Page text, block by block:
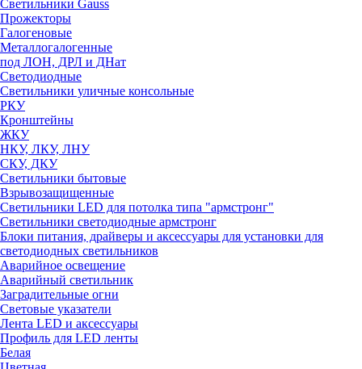
Светильники Gauss
Прожекторы
Галогеновые
Металлогалогенные
под ЛОН, ДРЛ и ДНат
Светодиодные
Светильники уличные консольные
РКУ
Кронштейны
ЖКУ
НКУ, ЛКУ, ЛНУ
СКУ, ДКУ
Светильники бытовые
Взрывозащищенные
Светильники LED для потолка типа "армстронг"
Светильники светодиодные армстронг
Блоки питания, драйверы и аксессуары для установки для
светодиодных светильников
Аварийное освещение
Аварийный светильник
Заградительные огни
Световые указатели
Лента LED и аксессуары
Профиль для LED ленты
Белая